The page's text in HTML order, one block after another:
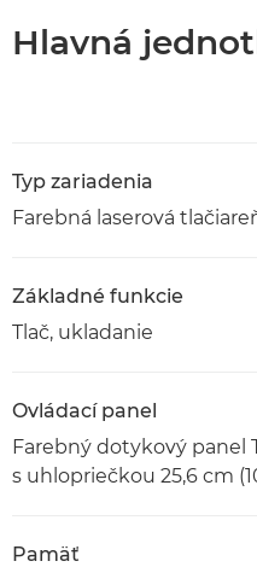
Hlavná
Typ zariadenia
Farebná laserová
Základné funkcie
Tlač, ukladanie
Ovládací panel
Farebný dotykový panel
s uhlopriečkou 25,6 cm
Pamäť